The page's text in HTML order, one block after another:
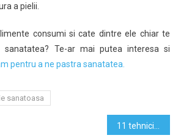
a pielii.
consumi si cate dintre ele chiar te
Te-ar mai putea interesa si
pentru a ne pastra sanatatea.
sanatoasa